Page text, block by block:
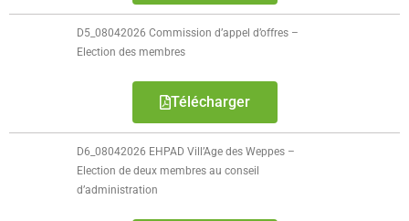
D5_08042026 Commission d’appel d’offres –
Election des membres
Télécharger
D6_08042026 EHPAD Vill’Age des Weppes –
Election de deux membres au conseil
d’administration